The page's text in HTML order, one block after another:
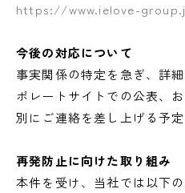
https://www.ielove-
今後の対応について
事実関係の特定を急ぎ、詳
ポレートサイトでの公表、
別にご連絡を差し上げる予定
再発防止に向けた取り組み
本件を受け、当社では以下